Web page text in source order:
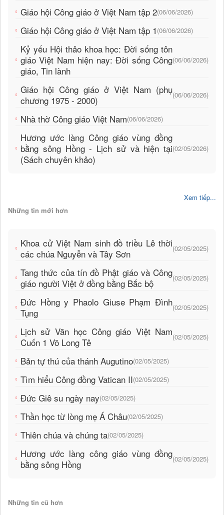
Giáo hội Công giáo ở Việt Nam tập 2(06/06/2026)
Giáo hội Công giáo ở Việt Nam tập 1 (06/06/2026)
Kỷ yếu Hội thảo khoa học: Đời sống tôn
giáo Việt Nam hiện nay: Đời sống Công
giáo, Tin lành
(06/06/2026)
Giáo hội Công giáo ở Việt Nam (phụ
chương 1975 - 2000)
(06/06/2026)
Nhà thờ Công giáo Việt Nam(06/06/2026)
Hương ước làng Công giáo vùng đồng
bằng sông Hồng - Lịch sử và hiện tại
(Sách chuyên khảo)
(02/05/2026)
Xem tiếp...
Những tin mới hơn
Khoa cử Việt Nam sinh đồ triều Lê thời
các chúa Nguyễn và Tây Sơn
(02/05/2025)
Tang thức của tín đồ Phật giáo và Công
giáo người Việt ở đồng bằng Bắc bộ
(02/05/2025)
Đức Hồng y Phaolo Giuse Phạm Đình
Tụng
(02/05/2025)
Lịch sử Văn học Công giáo Việt Nam
Cuốn 1 Võ Long Tê
(02/05/2025)
Bản tự thú của thánh Augutino(02/05/2025)
Tìm hiểu Công đồng Vatican II(02/05/2025)
Đức Giê su ngày nay(02/05/2025)
Thần học từ lòng mẹ Á Châu(02/05/2025)
Thiên chúa và chúng ta(02/05/2025)
Hương ước làng công giáo vùng đồng
bằng sông Hồng
(02/05/2025)
Những tin cũ hơn